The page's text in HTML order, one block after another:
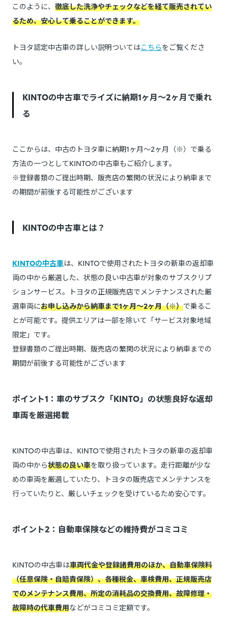
このように、 徹底した洗浄やチェックなどを経て販売されてい
るため、安心して乗ることができます。
トヨタ認定中古車の詳しい説明ついてはこちらをご覧くださ
い。
KINTOの中古車でライズに納期1ヶ月～2ヶ月で乗れ
る
ここからは、中古のトヨタ車に納期1ヶ月～2ヶ月（※）で乗る
方法の一つとしてKINTOの中古車もご紹介します。
※登録書類のご提出時期、販売店の繁閑の状況により納車まで
の期間が前後する可能性がございます
KINTOの中古車とは？
KINTOの中古車は、KINTOで使用されたトヨタの新車の返却車
両の中から厳選した、状態の良い中古車が対象のサブスクリプ
ションサービス。トヨタの正規販売店でメンテナンスされた厳
選車両にお申し込みから納車まで1ヶ月～2ヶ月（※）で乗るこ
とが可能です。提供エリアは一部を除いて「サービス対象地域
限定」です。
登録書類のご提出時期、販売店の繁閑の状況により納車までの
期間が前後する可能性がございます
ポイント1：車のサブスク「KINTO」の状態良好な返却
車両を厳選掲載
KINTOの中古車は、KINTOで使用されたトヨタの新車の返却車
両の中から状態の良い車を取り扱っています。走行距離が少な
めの車両を厳選していたり、トヨタの販売店でメンテナンスを
行っていたりと、厳しいチェックを受けているため安心です。
ポイント2：自動車保険などの維持費がコミコミ
KINTOの中古車は車両代金や登録諸費用のほか、自動車保険料
（任意保険・自賠責保険）、各種税金、車検費用、正規販売店
でのメンテナンス費用、所定の消耗品の交換費用、故障修理・
故障時の代車費用などがコミコミ定額です。